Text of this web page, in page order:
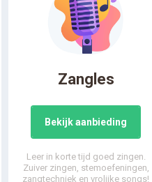
Zangles
Bekijk aanbieding
Leer in korte tijd goed zingen.
Zuiver zingen, stemoefeningen,
zangtechniek en vrolijke songs!